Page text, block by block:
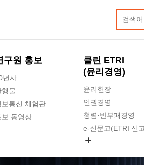
구원 홍보
년사
행물
보통신 체험관
보 동영상
클린 ETRI
(윤리경영)
윤리헌장
인권경영
청렴·반부패경영
e-신문고(ETRI 신